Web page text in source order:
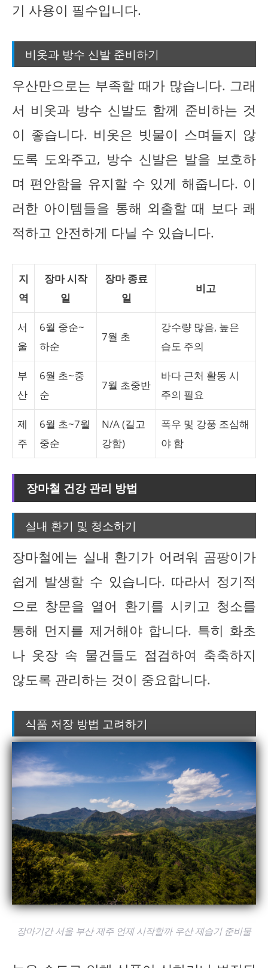
기 사용이 필수입니다.
비옷과 방수 신발 준비하기
우산만으로는 부족할 때가 많습니다. 그래
서 비옷과 방수 신발도 함께 준비하는 것
이 좋습니다. 비옷은 빗물이 스며들지 않
도록 도와주고, 방수 신발은 발을 보호하
며 편안함을 유지할 수 있게 해줍니다. 이
러한 아이템들을 통해 외출할 때 보다 쾌
적하고 안전하게 다닐 수 있습니다.
지
역
장마 시작
일
장마 종료
일
비고
서
울
6월 중순~
하순
7월 초
강수량 많음, 높은
습도 주의
부
산
6월 초~중
순
7월 초중반
바다 근처 활동 시
주의 필요
제
주
6월 초~7월
중순
N/A (길고
강함)
폭우 및 강풍 조심해
야 함
장마철 건강 관리 방법
실내 환기 및 청소하기
장마철에는 실내 환기가 어려워 곰팡이가
쉽게 발생할 수 있습니다. 따라서 정기적
으로 창문을 열어 환기를 시키고 청소를
통해 먼지를 제거해야 합니다. 특히 화초
나 옷장 속 물건들도 점검하여 축축하지
않도록 관리하는 것이 중요합니다.
식품 저장 방법 고려하기
장마기간 서울 부산 제주 언제 시작할까 우산 제습기 준비물